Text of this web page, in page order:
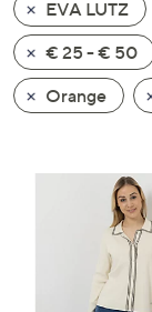
oder
wischen
Sie
auf
nach
EVA LUTZ
€ 25 - € 50
Orange